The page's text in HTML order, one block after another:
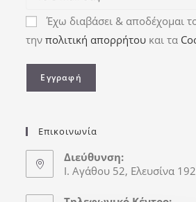
Έχω διαβάσει & αποδέχομαι
τηνπολιτική απορρήτου και τα
Επικοινωνία
Διεύθυνση:
Ι. Αγάθου 52, Ελευσίνα